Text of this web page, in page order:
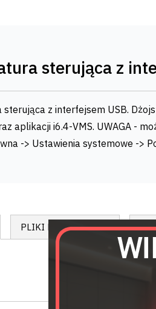
sterująca z
sterująca z interfejsem USB.
aplikacji i6.4-VMS. UWAGA -
-> Ustawienia systemowe ->
PLIKI DO POBRANIA